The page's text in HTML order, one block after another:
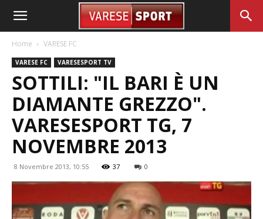
Home VARESE FC
VARESE FC VARESESPORT TV
SOTTILI: "IL BARI È UN
DIAMANTE GREZZO".
VARESESPORT TG, 7
NOVEMBRE 2013
8 Novembre 2013, 10:55 37 0